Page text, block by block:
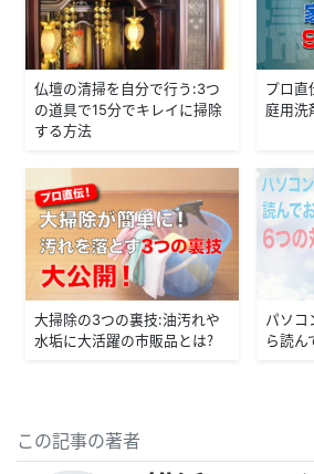
仏壇の清掃を自分で行う：3つ
の道具で15分でキレイに掃除
する方法
プロ直
庭用洗
大掃除の3つの裏技：油汚れや
水垢に大活躍の市販品とは？
パソコ
ら読ん
この記事の著者